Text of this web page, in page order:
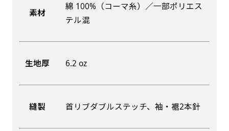
素材
綿 100%（コーマ糸）／一部ポリエス
テル混
生地厚 6.2 oz
縫製 首リブダブルステッチ、袖・裾2本針
吊り下げ旗(30x42)
掛け軸のように吊り下げ式にします。上部に棒袋
際の装飾などにとてもお役立ち！
吊り下げ旗(42x30)
掛け軸のように吊り下げ式にします。上部に棒袋
際の装飾などにとてもお役立ち！